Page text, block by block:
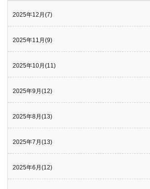
2025年12月(7)
2025年11月(9)
2025年10月(11)
2025年9月(12)
2025年8月(13)
2025年7月(13)
2025年6月(12)